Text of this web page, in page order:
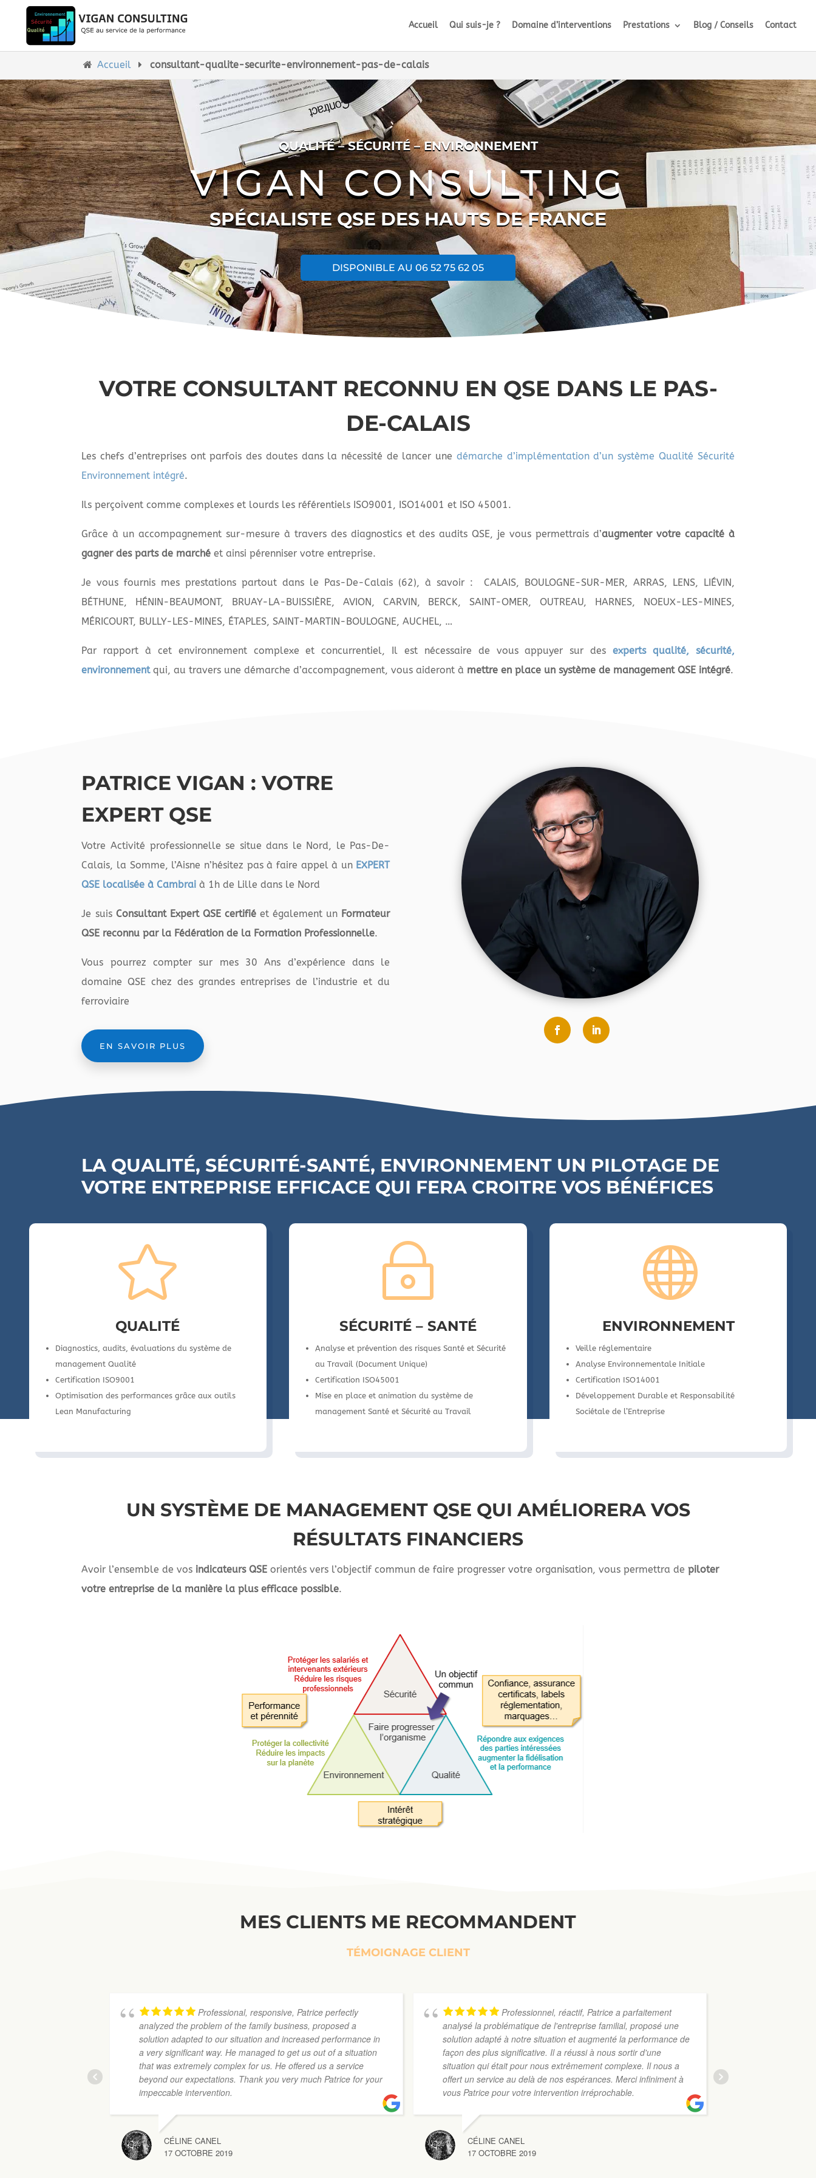
Accueil Qui suis-je ? Domaine d’interventions Prestations Blog / Conseils Contact
Accueil consultant-qualite-securite-environnement-pas-de-calais
QUALITÉ – SÉCURITÉ – ENVIRONNEMENT
VIGAN CONSULTING
SPÉCIALISTE QSE DES HAUTS DE FRANCE
DISPONIBLE AU 06 52 75 62 05
VOTRE CONSULTANT RECONNU EN QSE DANS LE PAS-
DE-CALAIS
Les chefs d’entreprises ont parfois des doutes dans la nécessité de lancer une démarche d’implémentation d’un système Qualité Sécurité
Environnement intégré.
Ils perçoivent comme complexes et lourds les référentiels ISO9001, ISO14001 et ISO 45001.
Grâce à un accompagnement sur-mesure à travers des diagnostics et des audits QSE, je vous permettrais d’augmenter votre capacité à
gagner des parts de marché et ainsi pérenniser votre entreprise.
Je vous fournis mes prestations partout dans le Pas-De-Calais (62), à savoir : CALAIS, BOULOGNE-SUR-MER, ARRAS, LENS, LIÉVIN,
BÉTHUNE, HÉNIN-BEAUMONT, BRUAY-LA-BUISSIÈRE, AVION, CARVIN, BERCK, SAINT-OMER, OUTREAU, HARNES, NOEUX-LES-MINES,
MÉRICOURT, BULLY-LES-MINES, ÉTAPLES, SAINT-MARTIN-BOULOGNE, AUCHEL, …
Par rapport à cet environnement complexe et concurrentiel, Il est nécessaire de vous appuyer sur des experts qualité, sécurité,
environnementqui, au travers une démarche d’accompagnement, vous aideront à mettre en place un système de management QSE intégré.
PATRICE VIGAN : VOTRE
EXPERT QSE
Votre Activité professionnelle se situe dans le Nord, le Pas-De-
Calais, la Somme, l’Aisne n’hésitez pas à faire appel à un EXPERT
QSE localisée à Cambrai à 1h de Lille dans le Nord
Je suis Consultant Expert QSE certifiéet également un Formateur
QSE reconnu par la Fédération de la Formation Professionnelle.
Vous pourrez compter sur mes 30 Ans d’expérience dans le
domaine QSE chez des grandes entreprises de l’industrie et du
ferroviaire
EN SAVOIR PLUS
LA QUALITÉ, SÉCURITÉ-SANTÉ, ENVIRONNEMENT UN PILOTAGE DE
VOTRE ENTREPRISE EFFICACE QUI FERA CROITRE VOS BÉNÉFICES

QUALITÉ
Diagnostics, audits, évaluations du système de
management Qualité
Certification ISO9001
Optimisation des performances grâce aux outils
Lean Manufacturing
~
SÉCURITÉ – SANTÉ
Analyse et prévention des risques Santé et Sécurité
au Travail (Document Unique)
Certification ISO45001
Mise en place et animation du système de
management Santé et Sécurité au Travail

ENVIRONNEMENT
Veille réglementaire
Analyse Environnementale Initiale
Certification ISO14001
Développement Durable et Responsabilité
Sociétale de l’Entreprise
UN SYSTÈME DE MANAGEMENT QSE QUI AMÉLIORERA VOS
RÉSULTATS FINANCIERS
Avoir l’ensemble de vos indicateurs QSE orientés vers l’objectif commun de faire progresser votre organisation, vous permettra depiloter
votre entreprise de la manière la plus efficace possible.
MES CLIENTS ME RECOMMANDENT
TÉMOIGNAGE CLIENT
Professional, responsive, Patrice perfectly
analyzed the problem of the family business, proposed a
solution adapted to our situation and increased performance in
a very significant way. He managed to get us out of a situation
that was extremely complex for us. He offered us a service
beyond our expectations. Thank you very much Patrice for your
impeccable intervention.
CÉLINE CANEL
17 OCTOBRE 2019
Professionnel, réactif, Patrice a parfaitement
analysé la problématique de l'entreprise familial, proposé une
solution adapté à notre situation et augmenté la performance de
façon des plus significative. Il a réussi à nous sortir d'une
situation qui était pour nous extrêmement complexe. Il nous a
offert un service au delà de nos espérances. Merci infiniment à
vous Patrice pour votre intervention irréprochable.
CÉLINE CANEL
17 OCTOBRE 2019